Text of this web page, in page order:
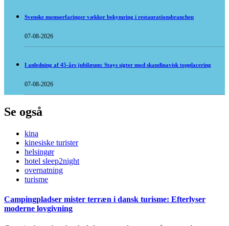
Svenske momserfaringer vækker bekymring i restaurationsbranchen
07-08-2026
I anledning af 45-års jubilæum: Stays sigter mod skandinavisk topplacering
07-08-2026
Se også
kina
kinesiske turister
helsingør
hotel sleep2night
overnatning
turisme
Campingpladser mister terræn i dansk turisme: Efterlyser
moderne lovgivning